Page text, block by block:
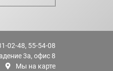
02-48, 55-54-08
3а, офис 8
Мы на карте